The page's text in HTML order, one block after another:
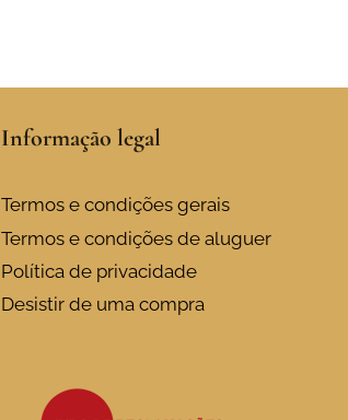
Informação legal
Termos e condições gerais
Termos e condições de aluguer
Política de privacidade
Desistir de uma compra